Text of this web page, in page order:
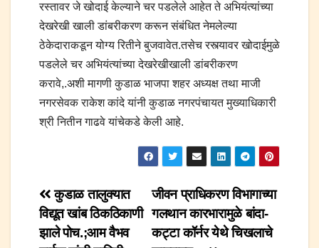
रस्तावर जे खोदाई केल्याने चर पडलेले आहेत ते अभियंत्यांच्या
देखरेखी खाली डांबरीकरण करून संबंधित नेमलेल्या
ठेकेदाराकडून योग्य रितीने बुजवावेत.तसेच रस्त्यावर खोदाईमुळे
पडलेले चर अभियंत्यांच्या देखरेखीखाली डांबरीकरण
करावे,.अशी मागणी कुडाळ भाजपा शहर अध्यक्ष तथा माजी
नगरसेवक राकेश कांदे यांनी कुडाळ नगरपंचायत मुख्याधिकारी
श्री नितीन गाढवे यांचेकडे केली आहे.
Post
navigation
जीवन प्राधिकरण विभागाच्या
गलथान कारभारामुळे बांदा-
कट्टा कॉर्नर येथे चिखलाचे
कुडाळ तालुक्यात
विद्यूत खांब ठिकठिकाणी
झाले पोच.;आम वैभव